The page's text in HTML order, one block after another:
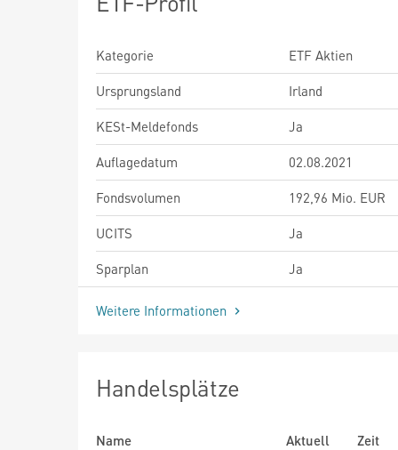
Kategorie
ETF Aktien
Ursprungsland
Irland
KESt-Meldefonds
Ja
Auflagedatum
02.08.2021
Fondsvolumen
192,96 Mio. EUR
UCITS
Ja
Sparplan
Ja
Weitere Informationen
Handelsplätze
Name Aktuell
Zeit